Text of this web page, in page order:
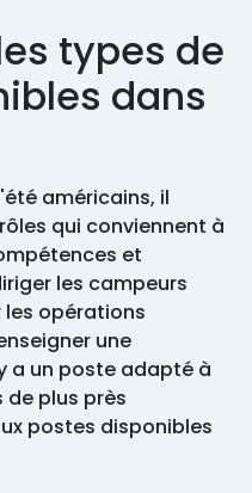
types de
dans
américains, il
qui conviennent à
et
les campeurs
opérations
une
a un poste adapté à
de plus près
postes disponibles